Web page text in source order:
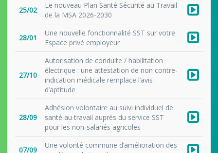
25/02
Le nouveau Plan Santé Sécurité au Travail
de la MSA 2026-2030
28/01
Une nouvelle fonctionnalité SST sur votre
Espace privé employeur
27/10
Autorisation de conduite / habilitation
électrique : une attestation de non contre-
indication médicale remplace l’avis
d’aptitude
28/09
Adhésion volontaire au suivi individuel de
santé au travail auprès du service SST
pour les non-salariés agricoles
07/09
Une volonté commune d’amélioration des